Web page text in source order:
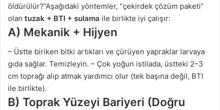
öldürülür?”Aşağıdaki yöntemler, “çekirdek çözüm paketi”
olan tuzak + BTI + sulama ile birlikte iyi çalışır:
A) Mekanik + Hijyen
– Üstte biriken bitki artıkları ve çürüyen yapraklar larvaya
gıda sağlar. Temizleyin. – Çok yoğun istilada, üstteki 2–3
cm toprağı alıp atmak yardımcı olur (tek başına değil, BTI
ile birlikte).
B) Toprak Yüzeyi Bariyeri (Doğru